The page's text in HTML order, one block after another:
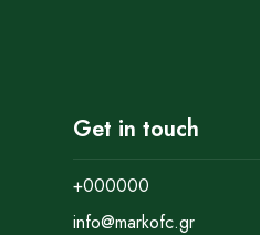
Get in touch
+000000
info@markofc.gr